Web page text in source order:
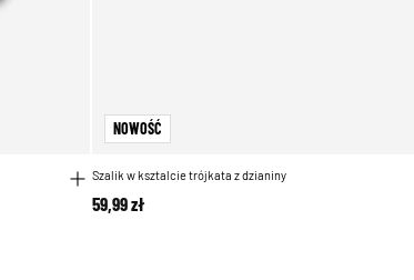
NOWOŚĆ
Szalik w ksztalcie trójkata z dzianiny
59,99 zł